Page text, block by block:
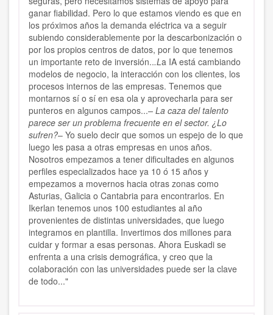
ganar fiabilidad. Pero lo que estamos viendo es que en
los próximos años la demanda eléctrica va a seguir
subiendo considerablemente por la descarbonización o
por los propios centros de datos, por lo que tenemos
un importante reto de inversión...La IA está cambiando
modelos de negocio, la interacción con los clientes, los
procesos internos de las empresas. Tenemos que
montarnos sí o sí en esa ola y aprovecharla para ser
punteros en algunos campos...– La caza del talento
parece ser un problema frecuente en el sector. ¿Lo
sufren?– Yo suelo decir que somos un espejo de lo que
luego les pasa a otras empresas en unos años.
Nosotros empezamos a tener dificultades en algunos
perfiles especializados hace ya 10 ó 15 años y
empezamos a movernos hacia otras zonas como
Asturias, Galicia o Cantabria para encontrarlos. En
Ikerlan tenemos unos 100 estudiantes al año
provenientes de distintas universidades, que luego
integramos en plantilla. Invertimos dos millones para
cuidar y formar a esas personas. Ahora Euskadi se
enfrenta a una crisis demográfica, y creo que la
colaboración con las universidades puede ser la clave
de todo..."